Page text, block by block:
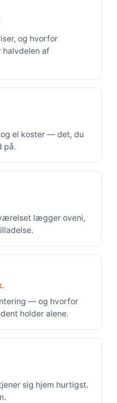
og hvorfor
halvdelen af
el koster — det, du
på.
lægger oveni,
— og hvorfor
holder alene.
sig hjem hurtigst.